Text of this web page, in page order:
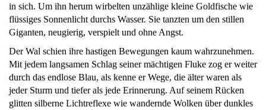
in sich. Um ihn herum wirbelten unzählige kleine Goldfische wie
flüssiges Sonnenlicht durchs Wasser. Sie tanzten um den stillen
Giganten, neugierig, verspielt und ohne Angst.
Der Wal schien ihre hastigen Bewegungen kaum wahrzunehmen.
Mit jedem langsamen Schlag seiner mächtigen Fluke zog er weiter
durch das endlose Blau, als kenne er Wege, die älter waren als
jeder Sturm und tiefer als jede Erinnerung. Auf seinem Rücken
glitten silberne Lichtreflexe wie wandernde Wolken über dunkles